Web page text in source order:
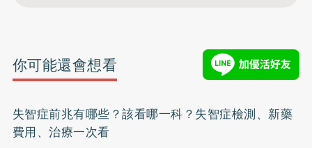
你可能還會想看
失智症前兆有哪些？該看哪一科？失智症檢測、新藥
費用、治療一次看